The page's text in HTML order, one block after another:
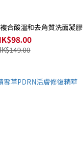
合酸溫和去角質洗面凝膠